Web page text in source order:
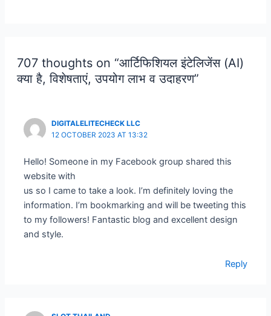
707 thoughts on “आर्टिफिशियल इंटेलिजेंस (AI)
क्या है, विशेषताएं, उपयोग लाभ व उदाहरण”
DIGITALELITECHECK LLC
12 OCTOBER 2023 AT 13:32
Hello! Someone in my Facebook group shared this
website with
us so I came to take a look. I’m definitely loving the
information. I’m bookmarking and will be tweeting this
to my followers! Fantastic blog and excellent design
and style.
Reply